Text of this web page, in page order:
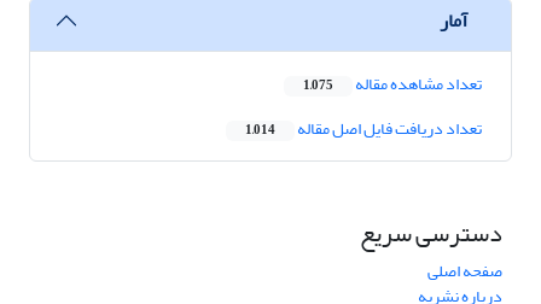
آمار
تعداد مشاهده مقاله 1,075
تعداد دریافت فایل اصل مقاله 1,014
دسترسی سریع
صفحه اصلی
درباره نشریه